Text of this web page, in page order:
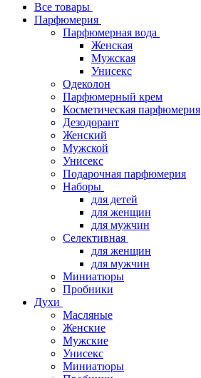
Все товары
Парфюмерия
Парфюмерная вода
Женская
Мужская
Унисекс
Одеколон
Парфюмерный крем
Косметическая парфюмерия
Дезодорант
Женский
Мужской
Унисекс
Подарочная парфюмерия
Наборы
для детей
для женщин
для мужчин
Селективная
для женщин
для мужчин
Миниатюры
Пробники
Духи
Масляные
Женские
Мужские
Унисекс
Миниатюры